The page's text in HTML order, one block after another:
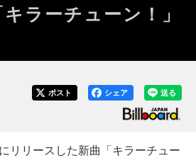
ラーチューン！」
送る
シェア
ポスト
リリースした新曲「キラーチュー